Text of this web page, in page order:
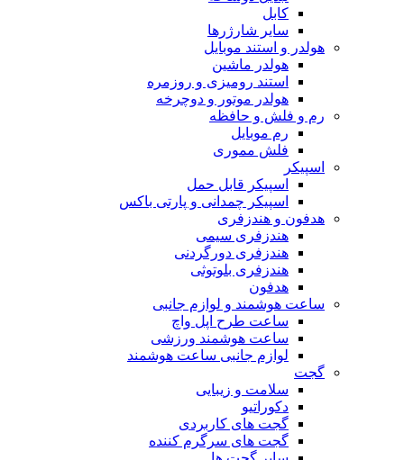
کابل
سایر شارژرها
هولدر و استند موبایل
هولدر ماشین
استند رومیزی و روزمره
هولدر موتور و دوچرخه
رم و فلش و حافظه
رم موبایل
فلش مموری
اسپیکر
اسپیکر قابل حمل
اسپیکر چمدانی و پارتی باکس
هدفون و هندزفری
هندزفری سیمی
هندزفری دورگردنی
هندزفری بلوتوثی
هدفون
ساعت هوشمند و لوازم جانبی
ساعت طرح اپل واچ
ساعت هوشمند ورزشی
لوازم جانبی ساعت هوشمند
گجت
سلامت و زیبایی
دکوراتیو
گجت های کاربردی
گجت های سرگرم کننده